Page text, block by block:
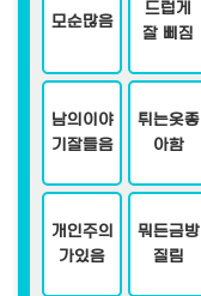
모순많음
드럽게
잘 삐짐
남의이야
기잘들음
튀는옷좋
아함
개인주의
가있음
뭐든금방
질림